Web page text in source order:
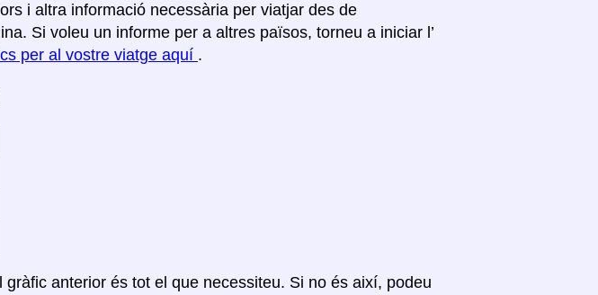
i altra informació necessària per viatjar des de
Si voleu un informe per a altres països, torneu a iniciar l’
per al vostre viatge aquí .
anterior és tot el que necessiteu. Si no és així, podeu